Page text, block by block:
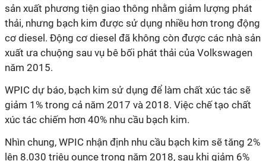
sản xuất phương tiện giao thông nhằm giảm lượng phát
thải, nhưng bạch kim được sử dụng nhiều hơn trong động
cơ diesel. Động cơ diesel đã không còn được các nhà sản
xuất ưa chuộng sau vụ bê bối phát thải của Volkswagen
năm 2015.
WPIC dự báo, bạch kim sử dụng để làm chất xúc tác sẽ
giảm 1% trong cả năm 2017 và 2018. Việc chế tạo chất
xúc tác chiếm hơn 40% nhu cầu bạch kim.
Nhìn chung, WPIC nhận định nhu cầu bạch kim sẽ tăng 2%
lên 8.030 triệu ounce trong năm 2018, sau khi giảm 6%